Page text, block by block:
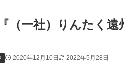
（一社）りんたく
2020年12月10日 2022年5月28日